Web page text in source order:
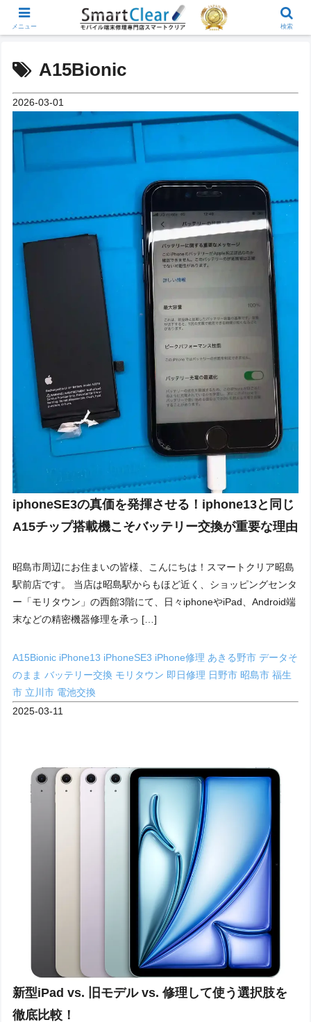
A15Bionic
2026-03-01
iphoneSE3の真価を発揮させる！iphone13と同じ
A15チップ搭載機こそバッテリー交換が重要な理由
昭島市周辺にお住まいの皆様、こんにちは！スマートクリア昭島
駅前店です。 当店は昭島駅からもほど近く、ショッピングセンタ
ー「モリタウン」の西館3階にて、日々iphoneやiPad、Android端
末などの精密機器修理を承っ […]
A15Bionic iPhone13 iPhoneSE3 iPhone修理 あきる野市データそ
のままバッテリー交換 モリタウン 即日修理 日野市 昭島市福生
市 立川市 電池交換
2025-03-11
新型iPad vs. 旧モデル vs. 修理して使う選択肢を
徹底比較！
メニュー 検索